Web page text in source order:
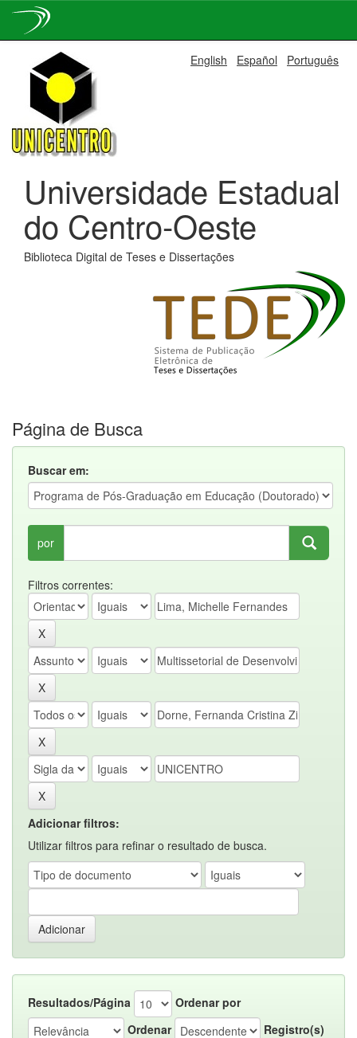
navigation
English Español Português
Universidade Estadual
do Centro-Oeste
Biblioteca Digital de Teses e Dissertações
Página de Busca
Buscar em:
por
Filtros correntes:
Adicionar filtros:
Utilizar filtros para refinar o resultado de busca.
Resultados/Página
Ordenar por
Ordenar
Registro(s)